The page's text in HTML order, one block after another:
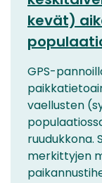
kevät)
GPS-
vaellusten
ruudukkona.
merkittyjen